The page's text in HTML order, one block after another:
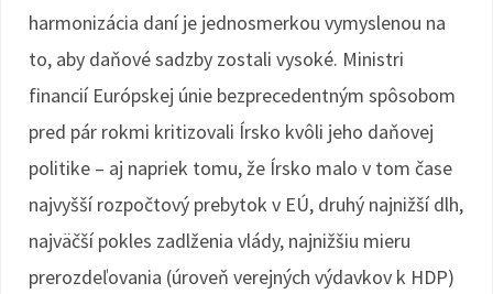
harmonizácia daní je jednosmerkou vymyslenou na
to, aby daňové sadzby zostali vysoké. Ministri
financií Európskej únie bezprecedentným spôsobom
pred pár rokmi kritizovali Írsko kvôli jeho daňovej
politike – aj napriek tomu, že Írsko malo v tom čase
najvyšší rozpočtový prebytok v EÚ, druhý najnižší dlh,
najväčší pokles zadlženia vlády, najnižšiu mieru
prerozdeľovania (úroveň verejných výdavkov k HDP)